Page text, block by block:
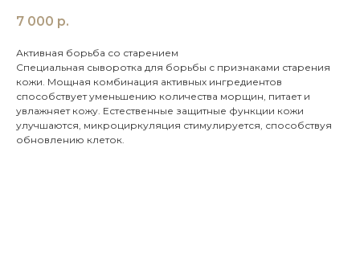
7 000 р.
Активная борьба со старением
Специальная сыворотка для борьбы с признаками старения
кожи. Мощная комбинация активных ингредиентов
способствует уменьшению количества морщин, питает и
увлажняет кожу. Естественные защитные функции кожи
улучшаются, микроциркуляция стимулируется, способствуя
обновлению клеток.